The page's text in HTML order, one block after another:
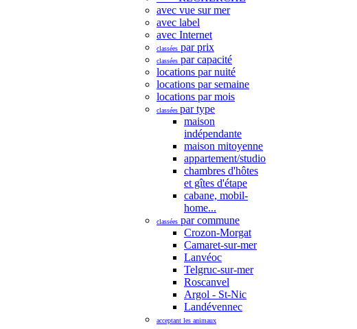
avec vue sur mer
avec label
avec Internet
classées par prix
classées par capacité
locations par nuité
locations par semaine
locations par mois
classées par type
maison
indépendante
maison mitoyenne
appartement/studio
chambres d'hôtes
et gîtes d'étape
cabane, mobil-
home...
classées par commune
Crozon-Morgat
Camaret-sur-mer
Lanvéoc
Telgruc-sur-mer
Roscanvel
Argol - St-Nic
Landévennec
acceptant les animaux